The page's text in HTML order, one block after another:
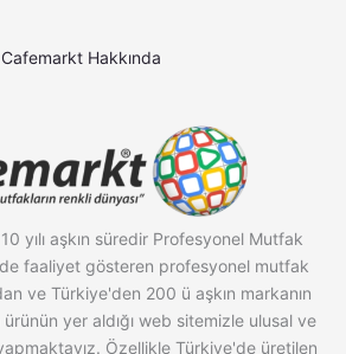
Cafemarkt Hakkında
yılı aşkın süredir Profesyonel Mutfak
faaliyet gösteren profesyonel mutfak
ve Türkiye'den 200 ü aşkın markanın
yer aldığı web sitemizle ulusal ve
Özellikle Türkiye'de üretilen